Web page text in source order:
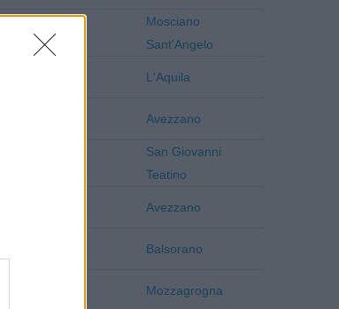
Teramo
Mosciano
Sant'Angelo
L'Aquila
Avezzano
San Giovanni
Teatino
Avezzano
Balsorano
Mozzagrogna